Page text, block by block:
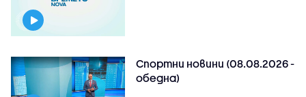
Спортни новини (08.08.2026 -
обедна)